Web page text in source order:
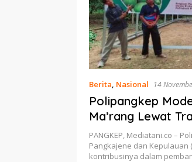
Berita, Nasional 14
Polipangkep
Ma’rang Lewat
Pelestarian Jeruk
PANGKEP, Mediatani.co –
Pangkajene dan
kontribusinya dalam